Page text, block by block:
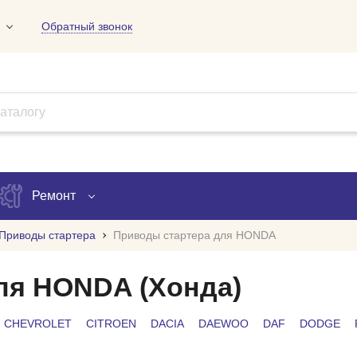
Обратный звонок
Ремонт
Проверка ремонта
Приводы стартера Приводы стартера для HONDA
HONDA (Хонда)
CHEVROLET CITROEN DACIA DAEWOO DAF DODGE